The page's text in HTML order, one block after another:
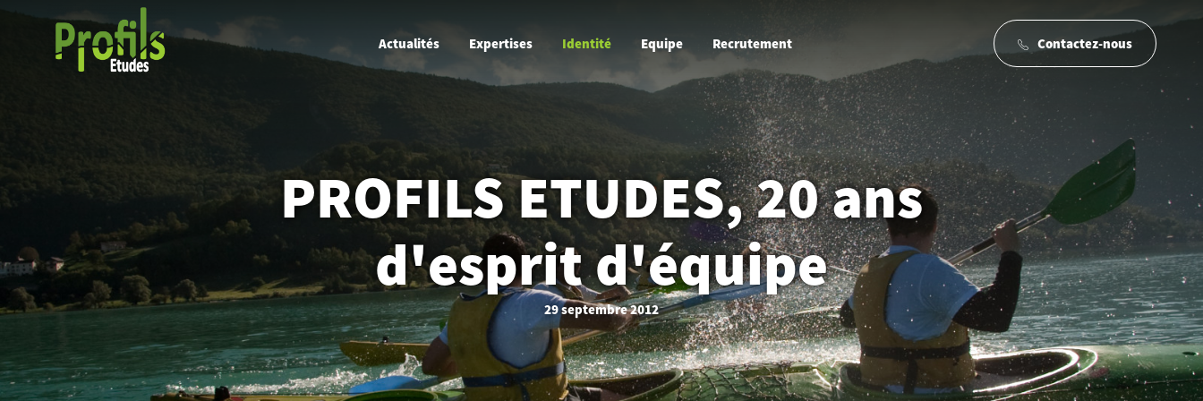
Actualités Expertises Identité Equipe Recrutement Contactez-nous
PROFILS ETUDES, 20 ans
d'esprit d'équipe
29 septembre 2012